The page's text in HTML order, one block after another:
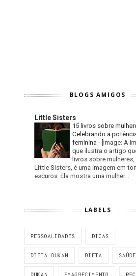
BLOGS AMIGOS
Little Sisters
15 livros sobre
Celebrando a
feminina - [image: A
que ilustra o artigo
livros sobre
Little Sisters, é uma imagem em
escuros. Ela mostra uma mulher...
LABELS
PESSOALIDADES DICAS
DIETA DUKAN DIETA SAÚDE
DUKAN EMAGRECIMENTO